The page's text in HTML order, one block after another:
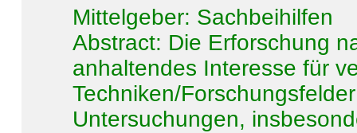
Mittelgeber: Sachbeihilfen
Abstract: Die Erforschung
anhaltendes Interesse für
Techniken/
Untersuchungen,